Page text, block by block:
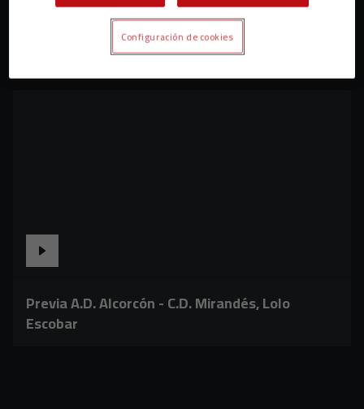
Previa A.D. Alcorcón - C.D. Mirandés, Lolo
Escobar
Configuración de cookies